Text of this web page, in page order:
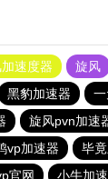
速度器 旋风
黑豹加速器
旋风pvn加速
vp加速器 毕
官网 小牛加